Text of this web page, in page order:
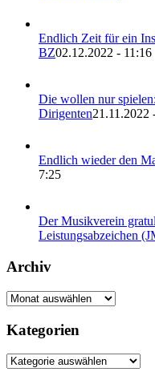
Endlich Zeit für ein
BZ02.12.2022 - 11:16
Die wollen nur
Dirigenten21.11.2022
Endlich wieder den
7:25
Der Musikverein
Leistungsabzeichen
Archiv
Archiv
Kategorien
Kategorien